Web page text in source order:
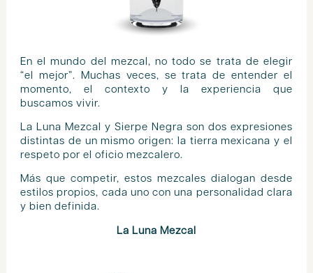
En el mundo del mezcal, no todo se trata de elegir
“el mejor”. Muchas veces, se trata de entender el
momento, el contexto y la experiencia que
buscamos vivir.
La Luna Mezcal y Sierpe Negra son dos expresiones
distintas de un mismo origen: la tierra mexicana y el
respeto por el oficio mezcalero.
Más que competir, estos mezcales dialogan desde
estilos propios, cada uno con una personalidad clara
y bien definida.
La Luna Mezcal